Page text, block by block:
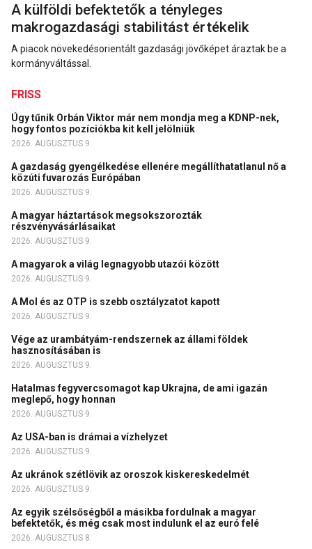
A külföldi befektetők a tényleges
makrogazdasági stabilitást értékelik
A piacok növekedésorientált gazdasági jövőképet áraztak be a
kormányváltással.
FRISS
Úgy tűnik Orbán Viktor már nem mondja meg a KDNP-nek,
hogy fontos pozíciókba kit kell jelölniük
2026. AUGUSZTUS 9.
A gazdaság gyengélkedése ellenére megállíthatatlanul nő a
közúti fuvarozás Európában
2026. AUGUSZTUS 9.
A magyar háztartások megsokszorozták
részvényvásárlásaikat
2026. AUGUSZTUS 9.
A magyarok a világ legnagyobb utazói között
2026. AUGUSZTUS 9.
A Mol és az OTP is szebb osztályzatot kapott
2026. AUGUSZTUS 9.
Vége az urambátyám-rendszernek az állami földek
hasznosításában is
2026. AUGUSZTUS 9.
Hatalmas fegyvercsomagot kap Ukrajna, de ami igazán
meglepő, hogy honnan
2026. AUGUSZTUS 9.
Az USA-ban is drámai a vízhelyzet
2026. AUGUSZTUS 9.
Az ukránok szétlövik az oroszok kiskereskedelmét
2026. AUGUSZTUS 9.
Az egyik szélsőségből a másikba fordulnak a magyar
befektetők, és még csak most indulunk el az euró felé
2026. AUGUSZTUS 8.